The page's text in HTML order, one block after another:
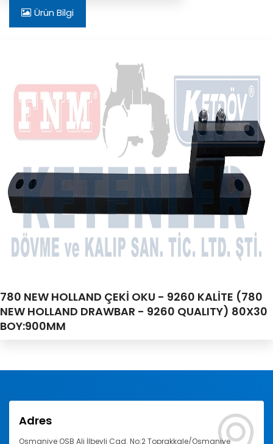
Ürün Bilgi
780 NEW HOLLAND ÇEKİ OKU - 9260 KALİTE (780
NEW HOLLAND DRAWBAR - 9260 QUALITY) 80X30
BOY:900MM
Adres
Osmaniye OSB Ali İlbeyli Cad. No:2 Toprakkale/Osmaniye